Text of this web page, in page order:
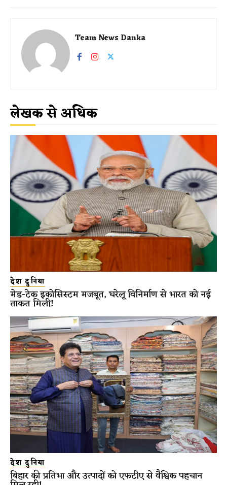
Team News Danka
लेखक से अधिक
देश दुनिया
मेड-टेक इकोसिस्टम मजबूत, घरेलू विनिर्माण से भारत को नई
ताकत मिली!
देश दुनिया
बिहार की प्रतिभा और उत्पादों को एफटीए से वैश्विक पहचान